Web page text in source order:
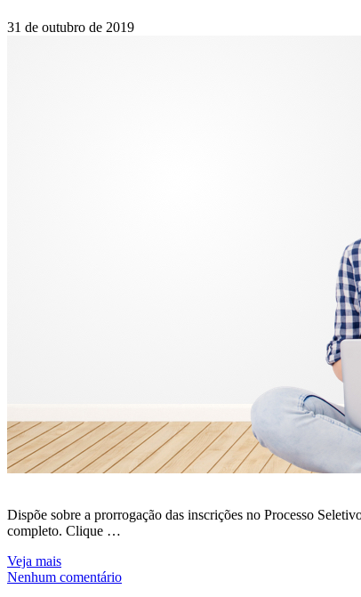
31 de outubro de 2019
Dispõe sobre a prorrogação das inscrições no Processo
completo. Clique …
Veja mais
Nenhum comentário